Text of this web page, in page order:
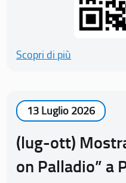
Scopri di più
13 Luglio 2026
(lug-ott)
on Palladio” a